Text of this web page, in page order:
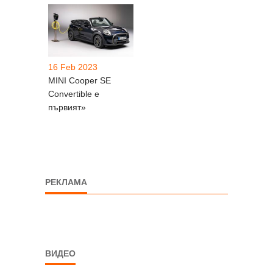
16 Feb 2023
MINI Cooper SE
Convertible е
първият»
РЕКЛАМА
ВИДЕО